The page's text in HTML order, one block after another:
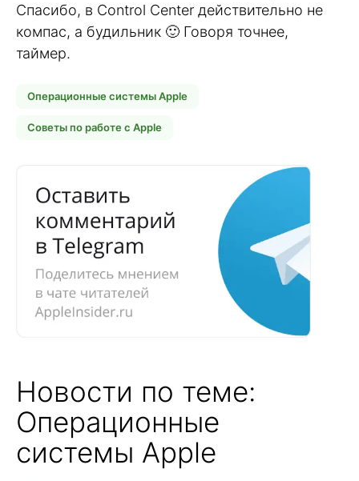
Спасибо, в Control Center действительно не
компас, а будильник 🙂 Говоря точнее,
таймер.
Операционные системы Apple
Советы по работе с Apple
Новости по теме:
Операционные
системы Apple